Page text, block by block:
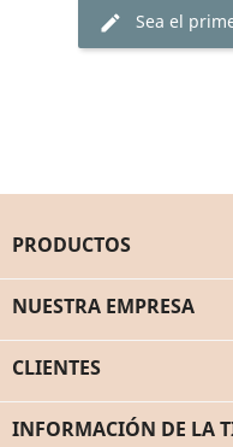
edit Sea el
PRODUCTOS
NUESTRA EMPRESA
CLIENTES
INFORMACIÓN DE LA